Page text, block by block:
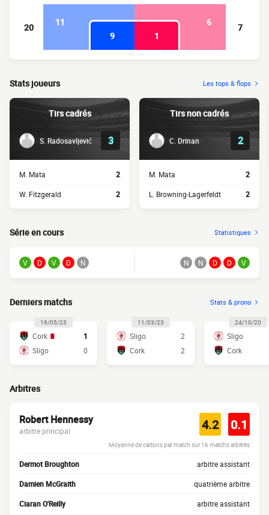
20 11
6
9
1
7
Stats joueurs Les tops & flops
Tirs cadrés
S. Radosavljević 3
M. Mata 2
W. Fitzgerald 2
Tirs non cadrés
C. Drinan 2
M. Mata 2
L. Browning-Lagerfeldt 2
Série en cours Statistiques
V D V D N N N D D V
Derniers matchs Stats & prono
19/05/23
Cork
1
Sligo
0
11/03/23
Sligo
2
Cork
2
24/10/20
Sligo
Cork
Arbitres
Robert Hennessy
arbitre principal 4.2 0.1
Moyenne de cartons par match sur 16 matchs arbitrés
Dermot Broughton arbitre assistant
Damien McGraith quatrième arbitre
Ciaran O'Reilly arbitre assistant